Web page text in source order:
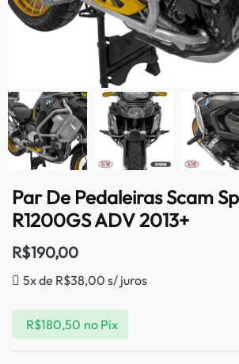
Par De Pedaleiras Scam
R1200GS ADV 2013+
R$190,00
5x de R$38,00 s/ juros
R$180,50 no Pix